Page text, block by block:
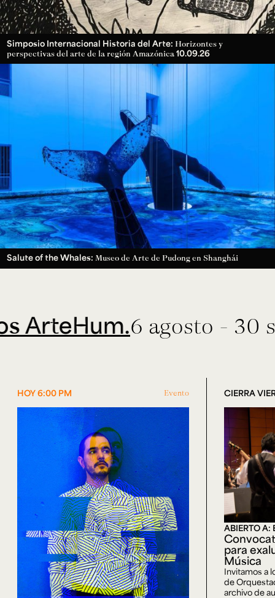
Simposio Internacional Historia del Arte: Horizontes y
perspectivas del arte de la región Amazónica 10.09.26
Salute of the Whales: Museo de Arte de Pudong en Shanghái
6 agosto - 30
HOY 6:00 PM Evento CIERRA
ABIERTO A:
para
Música
Invitamos a
de
archivo de